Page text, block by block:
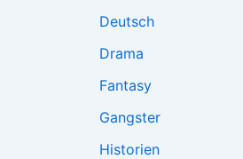
Deutsch
Drama
Fantasy
Gangster
Historien